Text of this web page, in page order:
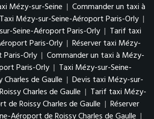
Mézy-sur-Seine | Commander un taxi à
Taxi Mézy-sur-Seine-Aéroport Paris-Orly |
Seine-Aéroport Paris-Orly | Tarif taxi
Paris-Orly | Réserver taxi Mézy-
Orly | Commander un taxi à Mézy-
Paris-Orly | Taxi Mézy-sur-Seine-
de Gaulle | Devis taxi Mézy-sur-
Charles de Gaulle | Tarif taxi Mézy-
de Roissy Charles de Gaulle | Réserver